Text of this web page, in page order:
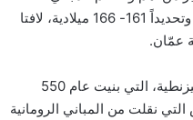
الرومانية الباقية في مدينة فيلادلفيا، حيث يعود تاريخ بنائه إلى القرن الثاني الميلادي وتحديداً 161- 166 ميلادية، لافتا
عمّان.
وتابع “كما يوجد في جبل القلعة ثلاث كنائس، أهمها ما يعرف بالبازيليكا أو الكنيسة البيزنطية، التي بنيت عام 550
التي نقلت من المباني الرومانية